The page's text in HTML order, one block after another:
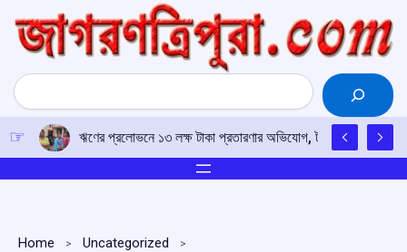
content
Search
ঋণের প্রলোভনে ১৩ লক্ষ টাকা প্রতারণার অভিযোগ, টাকা ফেরতের
Home
Uncategorized